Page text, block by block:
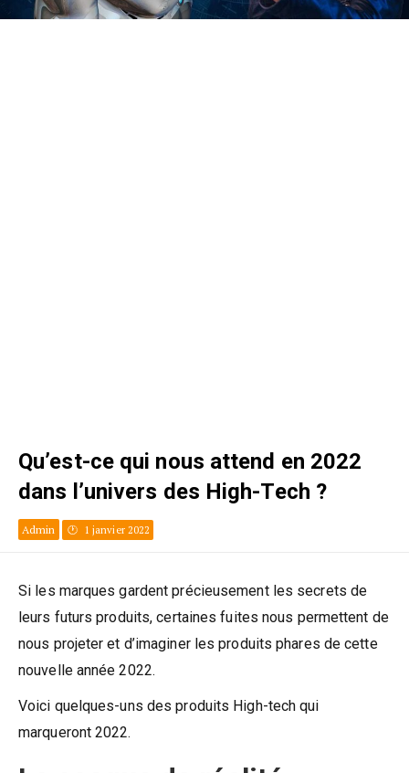
Qu’est-ce qui nous attend en 2022
dans l’univers des High-Tech ?
Admin 1 janvier 2022
Si les marques gardent précieusement les secrets de
leurs futurs produits, certaines fuites nous permettent de
nous projeter et d’imaginer les produits phares de cette
nouvelle année 2022.
Voici quelques-uns des produits High-tech qui
marqueront 2022.